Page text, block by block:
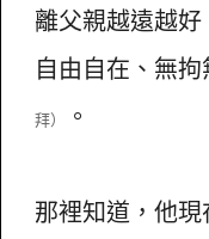
離父親越遠越
自由自在、無
拜） 。
那裡知道，他